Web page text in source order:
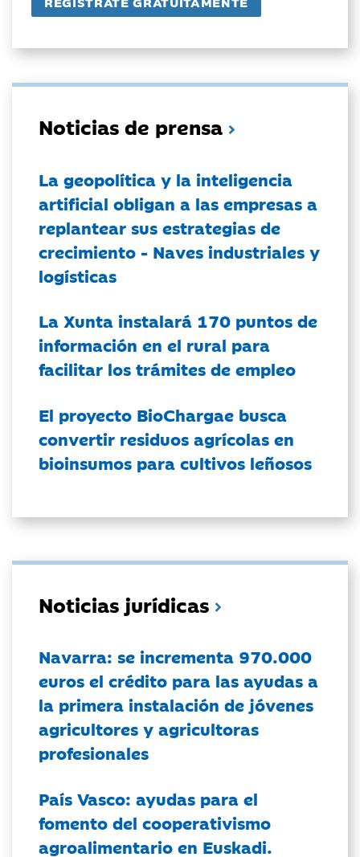
Noticias de prensa
La geopolítica y la inteligencia
artificial obligan a las empresas a
replantear sus estrategias de
crecimiento - Naves industriales y
logísticas
La Xunta instalará 170 puntos de
información en el rural para
facilitar los trámites de empleo
El proyecto BioChargae busca
convertir residuos agrícolas en
bioinsumos para cultivos leñosos
Noticias jurídicas
Navarra: se incrementa 970.000
euros el crédito para las ayudas a
la primera instalación de jóvenes
agricultores y agricultoras
profesionales
País Vasco: ayudas para el
fomento del cooperativismo
agroalimentario en Euskadi.